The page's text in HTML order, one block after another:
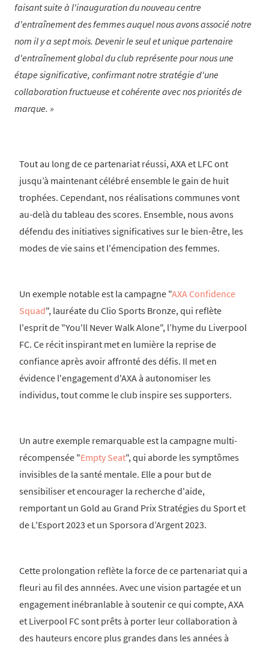
faisant suite à l'inauguration du nouveau centre
d'entraînement des femmes auquel nous avons associé notre
nom il y a sept mois. Devenir le seul et unique partenaire
d'entraînement global du club représente pour nous une
étape significative, confirmant notre stratégie d'une
collaboration fructueuse et cohérente avec nos priorités de
marque.
Tout au long de ce partenariat réussi, AXA et LFC ont
jusqu’à maintenant célébré ensemble le gain de huit
trophées. Cependant, nos réalisations communes vont
au-delà du tableau des scores. Ensemble, nous avons
défendu des initiatives significatives sur le bien-être, les
modes de vie sains et l'émencipation des femmes.
Un exemple notable est la campagne "AXA Confidence
Squad", lauréate du Clio Sports Bronze, qui reflète
l'esprit de "You'll Never Walk Alone", l’hyme du Liverpool
FC. Ce récit inspirant met en lumière la reprise de
confiance après avoir affronté des défis. Il met en
évidence l'engagement d'AXA à autonomiser les
individus, tout comme le club inspire ses supporters.
Un autre exemple remarquable est la campagne multi-
récompensée "Empty Seat", qui aborde les symptômes
invisibles de la santé mentale. Elle a pour but de
sensibiliser et encourager la recherche d'aide,
remportant un Gold au Grand Prix Stratégies du Sport et
de L'Esport 2023 et un Sporsora d’Argent 2023.
Cette prolongation reflète la force de ce partenariat qui a
fleuri au fil des annnées. Avec une vision partagée et un
engagement inébranlable à soutenir ce qui compte, AXA
et Liverpool FC sont prêts à porter leur collaboration à
des hauteurs encore plus grandes dans les années à